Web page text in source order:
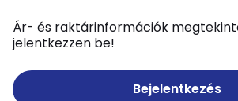
Ár- és raktárinformációk
jelentkezzen be!
Bejelentkezés